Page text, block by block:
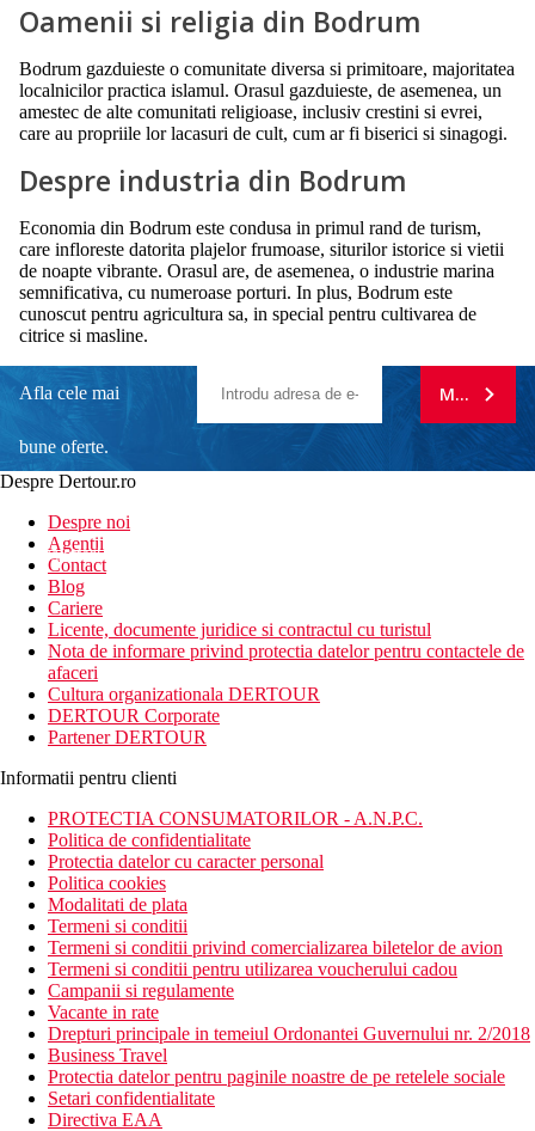
Oamenii si religia din Bodrum
Bodrum gazduieste o comunitate diversa si primitoare, majoritatea
localnicilor practica islamul. Orasul gazduieste, de asemenea, un
amestec de alte comunitati religioase, inclusiv crestini si evrei,
care au propriile lor lacasuri de cult, cum ar fi biserici si sinagogi.
Despre industria din Bodrum
Economia din Bodrum este condusa in primul rand de turism,
care infloreste datorita plajelor frumoase, siturilor istorice si vietii
de noapte vibrante. Orasul are, de asemenea, o industrie marina
semnificativa, cu numeroase porturi. In plus, Bodrum este
cunoscut pentru agricultura sa, in special pentru cultivarea de
citrice si masline.
Afla cele mai
bune oferte.
newsletter!
MA
Despre Dertour.ro
Despre noi
Agentii
Contact
Blog
Cariere
Licente, documente juridice si contractul cu turistul
Nota de informare privind protectia datelor pentru contactele de
afaceri
Cultura organizationala DERTOUR
DERTOUR Corporate
Partener DERTOUR
Informatii pentru clienti
PROTECTIA CONSUMATORILOR - A.N.P.C.
Politica de confidentialitate
Protectia datelor cu caracter personal
Politica cookies
Modalitati de plata
Termeni si conditii
Termeni si conditii privind comercializarea biletelor de avion
Termeni si conditii pentru utilizarea voucherului cadou
Campanii si regulamente
Vacante in rate
Drepturi principale in temeiul Ordonantei Guvernului nr. 2/2018
Business Travel
Protectia datelor pentru paginile noastre de pe retelele sociale
Setari confidentialitate
Directiva EAA